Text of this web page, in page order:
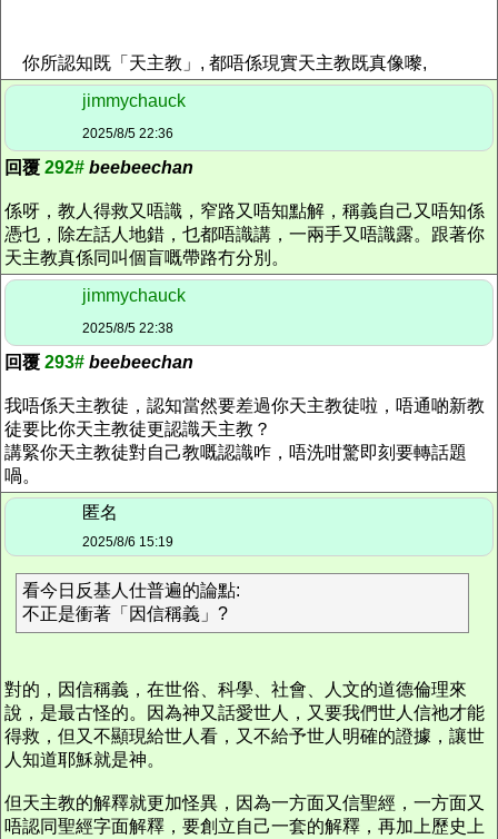
你所認知既「天主教」, 都唔係現實天主教既真像嚟,
jimmychauck
2025/8/5 22:36
回覆 292# beebeechan
係呀，教人得救又唔識，窄路又唔知點解，稱義自己又唔知係
憑乜，除左話人地錯，乜都唔識講，一兩手又唔識露。跟著你
天主教真係同叫個盲嘅帶路冇分別。
jimmychauck
2025/8/5 22:38
回覆 293# beebeechan
我唔係天主教徒，認知當然要差過你天主教徒啦，唔通啲新教
徒要比你天主教徒更認識天主教？
講緊你天主教徒對自己教嘅認識咋，唔洗咁驚即刻要轉話題
喎。
匿名
2025/8/6 15:19
看今日反基人仕普遍的論點:
不正是衝著「因信稱義」?
對的，因信稱義，在世俗、科學、社會、人文的道德倫理來
說，是最古怪的。因為神又話愛世人，又要我們世人信祂才能
得救，但又不顯現給世人看，又不給予世人明確的證據，讓世
人知道耶穌就是神。
但天主教的解釋就更加怪異，因為一方面又信聖經，一方面又
唔認同聖經字面解釋，要創立自己一套的解釋，再加上歷史上